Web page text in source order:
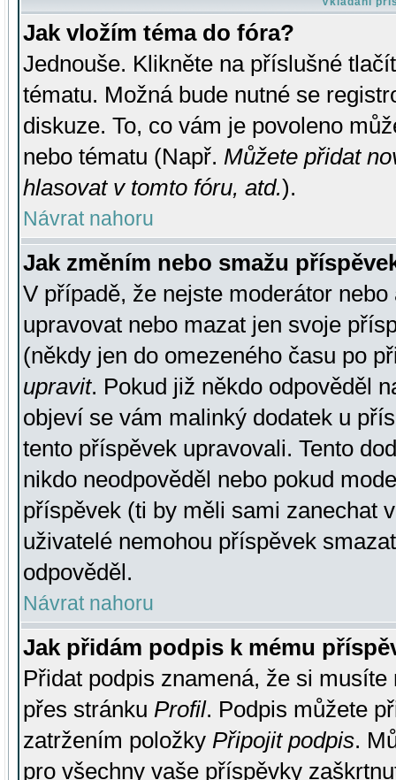
Jak vložím téma do fóra?
Jednouše. Klikněte na příslušné
tématu. Možná bude nutné se
diskuze. To, co vám je povoleno
nebo tématu (Např. Můžete přidat
hlasovat v tomto fóru, atd.).
Návrat nahoru
Jak změním nebo smažu
V případě, že nejste moderátor
upravovat nebo mazat jen svoje
(někdy jen do omezeného času po
upravit. Pokud již někdo odpověděl
objeví se vám malinký dodatek u
tento příspěvek upravovali. Tento
nikdo neodpověděl nebo pokud
příspěvek (ti by měli sami zanechat
uživatelé nemohou příspěvek
odpověděl.
Návrat nahoru
Jak přidám podpis k mému
Přidat podpis znamená, že si
přes stránku Profil. Podpis můžete
zatržením položky Připojit podpis.
pro všechny vaše příspěvky